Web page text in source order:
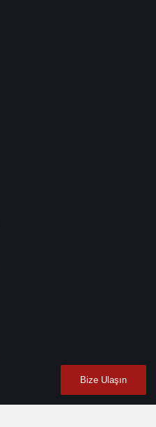
Bize Ulaşın